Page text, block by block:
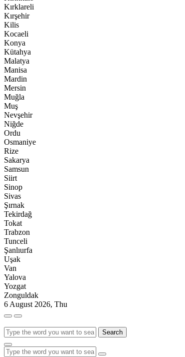
Kırklareli
Kırşehir
Kilis
Kocaeli
Konya
Kütahya
Malatya
Manisa
Mardin
Mersin
Muğla
Muş
Nevşehir
Niğde
Ordu
Osmaniye
Rize
Sakarya
Samsun
Siirt
Sinop
Sivas
Şırnak
Tekirdağ
Tokat
Trabzon
Tunceli
Şanlıurfa
Uşak
Van
Yalova
Yozgat
Zonguldak
6 August 2026, Thu
Search